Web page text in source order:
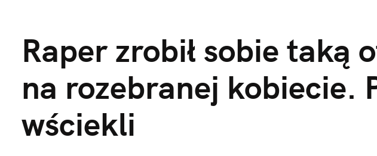
Raper zrobił sobie taką
na rozebranej kobiecie.
wściekli